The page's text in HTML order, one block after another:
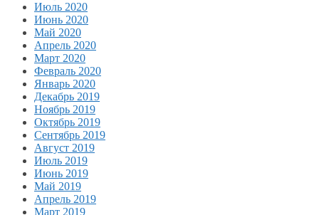
Июль 2020
Июнь 2020
Май 2020
Апрель 2020
Март 2020
Февраль 2020
Январь 2020
Декабрь 2019
Ноябрь 2019
Октябрь 2019
Сентябрь 2019
Август 2019
Июль 2019
Июнь 2019
Май 2019
Апрель 2019
Март 2019